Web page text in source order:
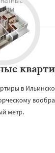
в
метр.